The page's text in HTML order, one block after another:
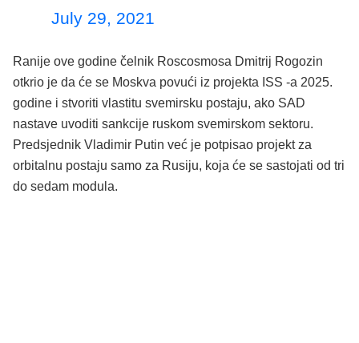
July 29, 2021
Ranije ove godine čelnik Roscosmosa Dmitrij Rogozin
otkrio je da će se Moskva povući iz projekta ISS -a 2025.
godine i stvoriti vlastitu svemirsku postaju, ako SAD
nastave uvoditi sankcije ruskom svemirskom sektoru.
Predsjednik Vladimir Putin već je potpisao projekt za
orbitalnu postaju samo za Rusiju, koja će se sastojati od tri
do sedam modula.